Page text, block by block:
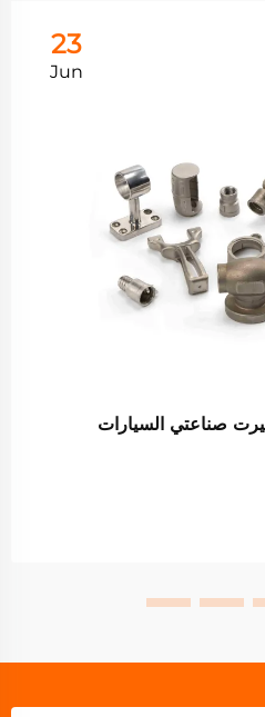
23
Jun
صناعتي السيارات